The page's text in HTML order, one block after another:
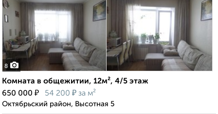
8
Комната в общежитии, 12м², 4/5 этаж
650 000 ₽ 54 200 ₽ за м²
Октябрьский район, Высотная 5